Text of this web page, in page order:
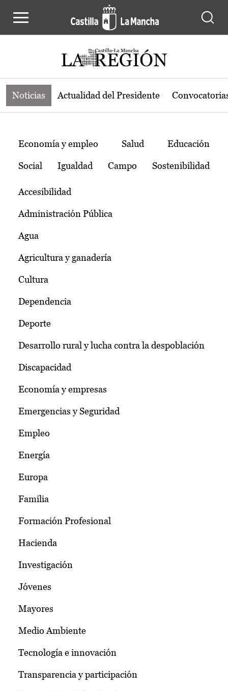
Noticias de la región de Castilla-La
Noticias Actualidad del Presidente
Temas
Economía y empleo Salud Educación
Social Igualdad Campo Sostenibilidad
Accesibilidad
Administración Pública
Agua
Agricultura y ganadería
Cultura
Dependencia
Deporte
Desarrollo rural y lucha contra la despoblación
Discapacidad
Economía y empresas
Emergencias y Seguridad
Empleo
Energía
Europa
Familia
Formación Profesional
Hacienda
Investigación
Jóvenes
Mayores
Medio Ambiente
Tecnología e innovación
Transparencia y participación